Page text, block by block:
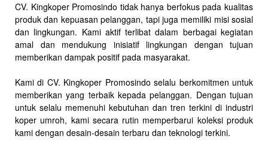
CV. Kingkoper Promosindo tidak hanya berfokus pada kualitas
produk dan kepuasan pelanggan, tapi juga memiliki misi sosial
dan lingkungan. Kami aktif terlibat dalam berbagai kegiatan
amal dan mendukung inisiatif lingkungan dengan tujuan
memberikan dampak positif pada masyarakat.
Kami di CV. Kingkoper Promosindo selalu berkomitmen untuk
memberikan yang terbaik kepada pelanggan. Dengan tujuan
untuk selalu memenuhi kebutuhan dan tren terkini di industri
koper umroh, kami secara rutin memperbarui koleksi produk
kami dengan desain-desain terbaru dan teknologi terkini.